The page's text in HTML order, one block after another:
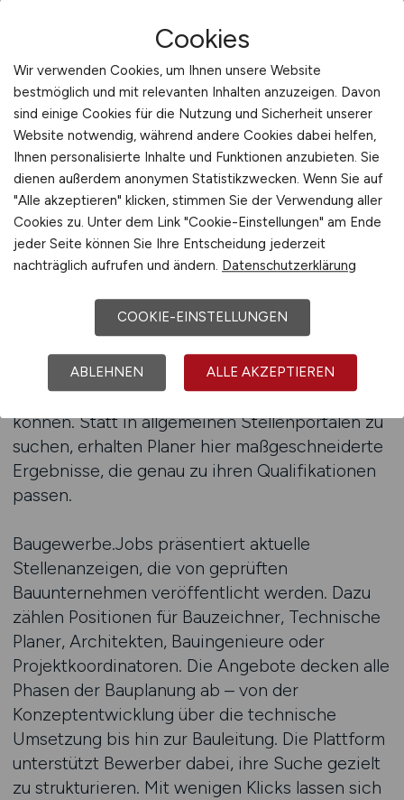
BAUGEWERBE.JOBS – Ihr
Planungs-Jobfinder
Ein spezialisierter Jobfinder für die Bauplanung
erleichtert die gezielte Suche nach passenden
Stellen enorm. Baugewerbe.Jobs bietet hier
eine wertvolle Unterstützung, indem es die
besten Angebote der Branche übersichtlich
zusammenführt. Bewerber finden dort
Positionen in Ingenieurbüros, bei Bauträgern,
Generalunternehmern und Behörden – alles auf
einer Plattform. Die Nutzung eines Jobfinders
ist besonders für Fachkräfte in der Bauplanung
sinnvoll, da sie sich auf die spezifischen
Anforderungen der Branche konzentrieren
können. Statt in allgemeinen Stellenportalen zu
suchen, erhalten Planer hier maßgeschneiderte
Ergebnisse, die genau zu ihren Qualifikationen
passen.
Baugewerbe.Jobs präsentiert aktuelle
Stellenanzeigen, die von geprüften
Bauunternehmen veröffentlicht werden. Dazu
zählen Positionen für Bauzeichner, Technische
Planer, Architekten, Bauingenieure oder
Projektkoordinatoren. Die Angebote decken alle
Phasen der Bauplanung ab – von der
Konzeptentwicklung über die technische
Umsetzung bis hin zur Bauleitung. Die Plattform
unterstützt Bewerber dabei, ihre Suche gezielt
zu strukturieren. Mit wenigen Klicks lassen sich
Cookies
Wir verwenden Cookies, um Ihnen unsere Website
bestmöglich und mit relevanten Inhalten anzuzeigen. Davon
sind einige Cookies für die Nutzung und Sicherheit unserer
Website notwendig, während andere Cookies dabei helfen,
Ihnen personalisierte Inhalte und Funktionen anzubieten. Sie
dienen außerdem anonymen Statistikzwecken. Wenn Sie auf
"Alle akzeptieren" klicken, stimmen Sie der Verwendung aller
Cookies zu. Unter dem Link "Cookie-Einstellungen" am Ende
jeder Seite können Sie Ihre Entscheidung jederzeit
nachträglich aufrufen und ändern. Datenschutzerklärung
COOKIE-EINSTELLUNGEN
ABLEHNEN ALLE AKZEPTIEREN